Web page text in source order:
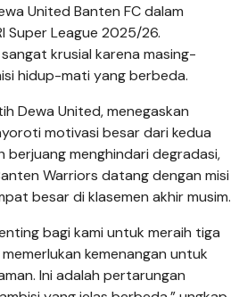
United Banten FC dalam
Super League 2025/26.
krusial karena masing-
hidup-mati yang berbeda.
Dewa United, menegaskan
motivasi besar dari kedua
berjuang menghindari degradasi,
Warriors datang dengan misi
besar di klasemen akhir musim.
bagi kami untuk meraih tiga
kemenangan untuk
Ini adalah pertarungan